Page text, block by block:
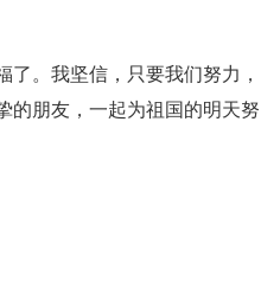
。我坚信，只要我们努力，
的朋友，一起为祖国的明天努